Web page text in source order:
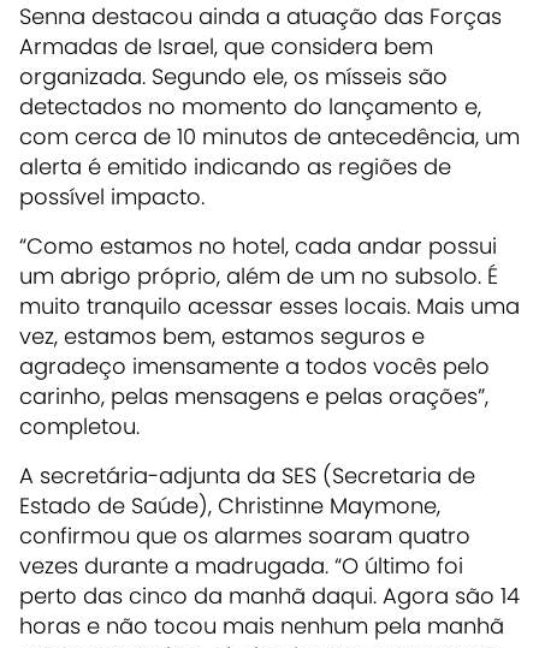
Senna destacou ainda a atuação das Forças
Armadas de Israel, que considera bem
organizada. Segundo ele, os mísseis são
detectados no momento do lançamento e,
com cerca de 10 minutos de antecedência, um
alerta é emitido indicando as regiões de
possível impacto.
“Como estamos no hotel, cada andar possui
um abrigo próprio, além de um no subsolo. É
muito tranquilo acessar esses locais. Mais uma
vez, estamos bem, estamos seguros e
agradeço imensamente a todos vocês pelo
carinho, pelas mensagens e pelas orações”,
completou.
A secretária-adjunta da SES (Secretaria de
Estado de Saúde), Christinne Maymone,
confirmou que os alarmes soaram quatro
vezes durante a madrugada. “O último foi
perto das cinco da manhã daqui. Agora são 14
horas e não tocou mais nenhum pela manhã